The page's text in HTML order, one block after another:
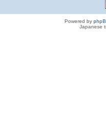
Powered by
Japanese